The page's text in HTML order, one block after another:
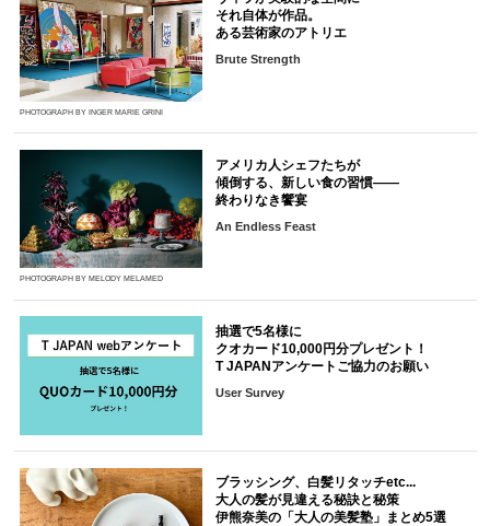
PHOTOGRAPH BY INGER MARIE GRINI
それ自体が作品。
ある芸術家のアトリエ
Brute Strength
PHOTOGRAPH BY MELODY MELAMED
アメリカ人シェフたちが
傾倒する、新しい食の習慣――
終わりなき饗宴
An Endless Feast
抽選で5名様に
クオカード10,000円分プレゼント！
T JAPANアンケートご協力のお願い
User Survey
ブラッシング、白髪リタッチetc...
大人の髪が見違える秘訣と秘策
伊熊奈美の「大人の美髪塾」まとめ5選